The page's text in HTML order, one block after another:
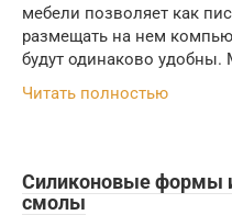
мебели позволяет как
размещать на нем
будут одинаково
Читать полностью
Силиконовые формы
смолы